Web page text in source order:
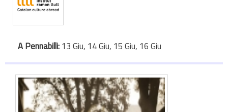
A Pennabilli: 13 Giu, 14 Giu, 15 Giu, 16 Giu